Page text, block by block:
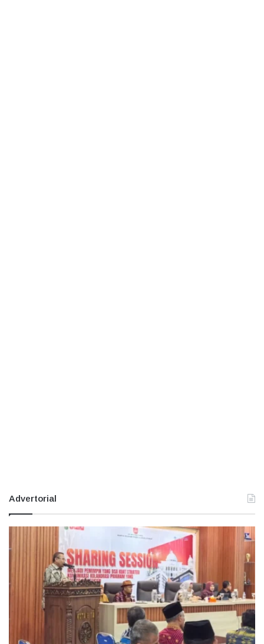
Advertorial